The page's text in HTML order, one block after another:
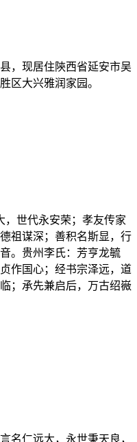
，现居住陝西省延安市吴
区大兴雅润家园。
，世代永安荣；孝友传家
祖谋深；善积名斯显，行
。贵州李氏：芳亨龙毓
作国心；经书宗泽远，道
；承先兼启后，万古绍嶶
名仁远大，永世秉天良，